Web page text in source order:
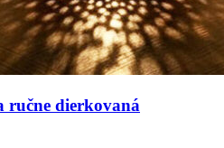
ručne dierkovaná